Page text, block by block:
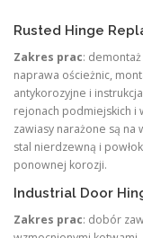
Rusted Hinge
Zakres prac:
naprawa ościeżnic,
antykorozyjne i
rejonach podmiejskich i
zawiasy narażone są
stal nierdzewną i
ponownej korozji.
Industrial Door
Zakres prac: dobór